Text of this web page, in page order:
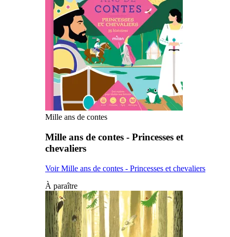
Mille ans de contes
Mille ans de contes - Princesses et
chevaliers
Voir Mille ans de contes - Princesses et chevaliers
À paraître